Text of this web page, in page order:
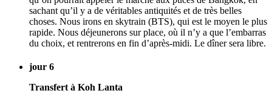
sachant qu’il y a de véritables antiquités et de très belles
choses. Nous irons en skytrain (BTS), qui est le moyen le plus
rapide. Nous déjeunerons sur place, où il n’y a que l’embarras
du choix, et rentrerons en fin d’après-midi. Le dîner sera libre.
jour 6
Transfert à Koh Lanta